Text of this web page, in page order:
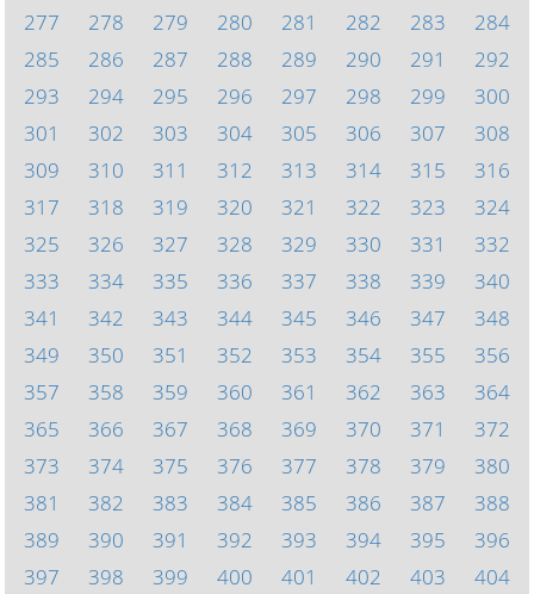
277
278 279 280 281 282 283
284
285
286 287 288 289 290 291
292
293
294 295 296 297 298 299
300
301
302 303 304 305 306 307
308
309
310 311 312 313 314 315
316
317
318 319 320 321 322 323
324
325
326 327 328 329 330 331
332
333
334 335 336 337 338 339
340
341
342 343 344 345 346 347
348
349
350 351 352 353 354 355
356
357
358 359 360 361 362 363
364
365
366 367 368 369 370 371
372
373
374 375 376 377 378 379
380
381
382 383 384 385 386 387
388
389
390 391 392 393 394 395
396
397
398 399 400 401 402 403 404